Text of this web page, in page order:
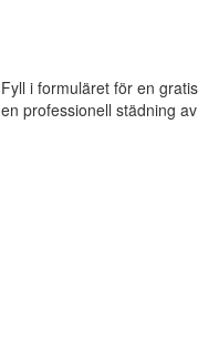
Fyll i formuläret för en
en professionell städning